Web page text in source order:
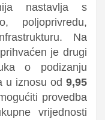
nastavlja s
poljoprivredu,
Na
je drugi
o podizanju
u iznosu od 9,95
provedba
vrijednosti